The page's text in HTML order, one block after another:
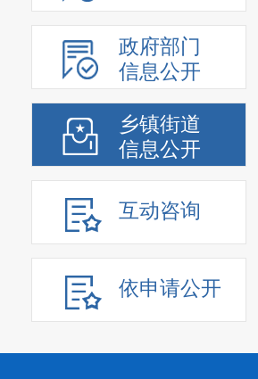
政府部门
信息公开
乡镇街道
信息公开
互动咨询
依申请公开